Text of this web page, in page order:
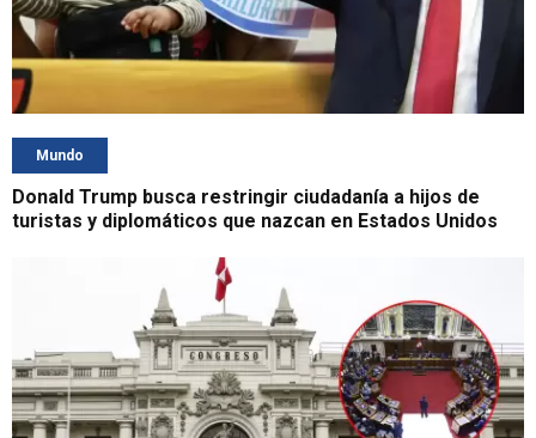
Mundo
Donald Trump busca restringir ciudadanía a hijos de
turistas y diplomáticos que nazcan en Estados Unidos